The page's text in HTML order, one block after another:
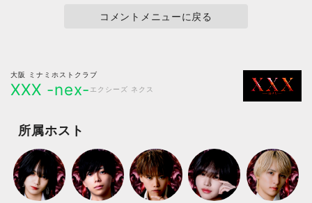
コメントメニューに戻る
大阪 ミナミホストクラブ
XXX -nex- エクシーズ ネクス
所属ホスト